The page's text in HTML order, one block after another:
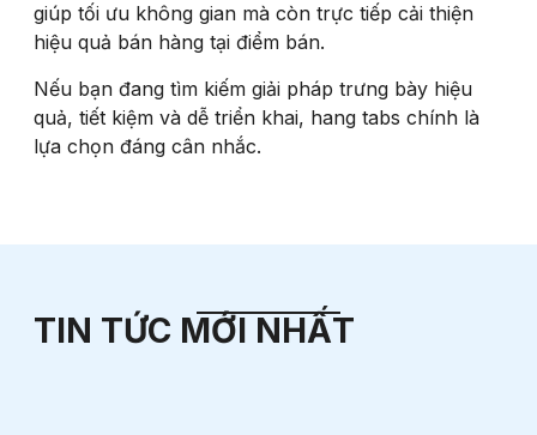
giúp tối ưu không gian mà còn trực tiếp cải thiện
hiệu quả bán hàng tại điểm bán.
Nếu bạn đang tìm kiếm giải pháp trưng bày hiệu
quả, tiết kiệm và dễ triển khai, hang tabs chính là
lựa chọn đáng cân nhắc.
TIN TỨC MỚI NHẤT